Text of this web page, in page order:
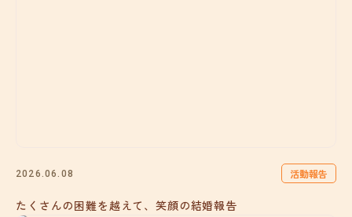
2026.06.08 活動報告
たくさんの困難を越えて、笑顔の結婚報告